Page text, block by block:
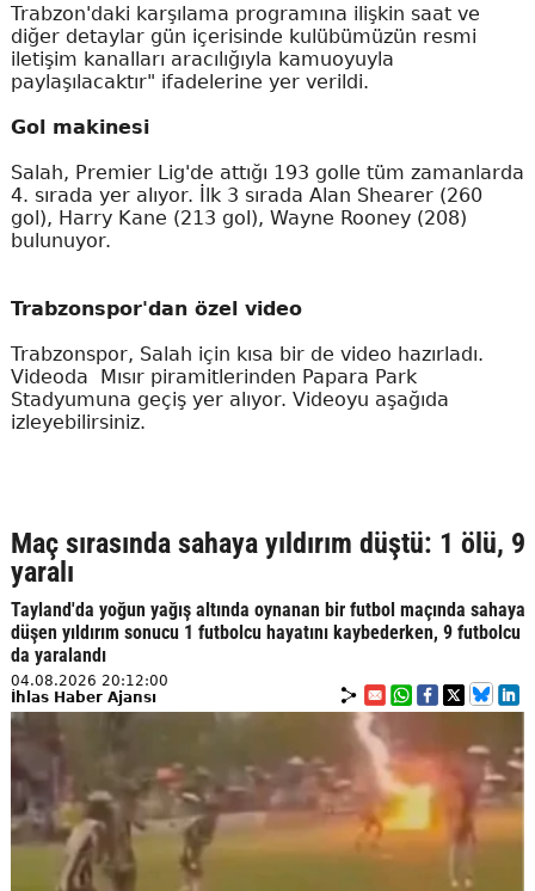
Trabzon'daki karşılama programına ilişkin saat ve
diğer detaylar gün içerisinde kulübümüzün resmi
iletişim kanalları aracılığıyla kamuoyuyla
paylaşılacaktır" ifadelerine yer verildi.
Gol makinesi
Salah, Premier Lig'de attığı 193 golle tüm zamanlarda
4. sırada yer alıyor. İlk 3 sırada Alan Shearer (260
gol), Harry Kane (213 gol), Wayne Rooney (208)
bulunuyor.
Trabzonspor'dan özel video
Trabzonspor, Salah için kısa bir de video hazırladı.
Videoda Mısır piramitlerinden Papara Park
Stadyumuna geçiş yer alıyor. Videoyu aşağıda
izleyebilirsiniz.
Maç sırasında sahaya yıldırım düştü: 1 ölü, 9
yaralı
Tayland'da yoğun yağış altında oynanan bir futbol maçında sahaya
düşen yıldırım sonucu 1 futbolcu hayatını kaybederken, 9 futbolcu
da yaralandı
04.08.2026 20:12:00
İhlas Haber Ajansı